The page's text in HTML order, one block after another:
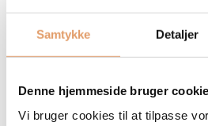
Samtykke Detaljer
Denne hjemmeside bruger
Vi bruger cookies til at tilpasse